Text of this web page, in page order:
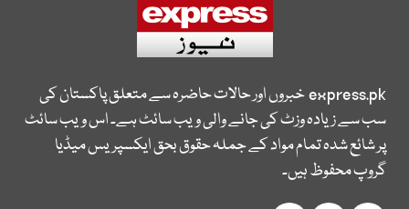
express.pkخبروں اور حالات حاضرہ سے متعلق پاکستان کی
سب سے زیادہ وزٹ کی جانے والی ویب سائٹ ہے۔ اس ویب سائٹ
پر شائع شدہ تمام مواد کے جملہ حقوق بحق ایکسپریس میڈیا
گروپ محفوظ ہیں۔